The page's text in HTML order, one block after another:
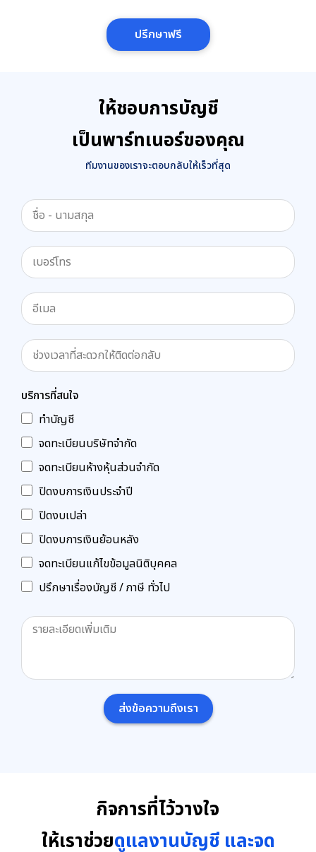
ปรึกษาฟรี
ให้ชอบการบัญชี
เป็นพาร์ทเนอร์ของคุณ
ทีมงานของเราจะตอบกลับให้เร็วที่สุด
บริการที่สนใจ
ทำบัญชี
จดทะเบียนบริษัทจำกัด
จดทะเบียนห้างหุ้นส่วนจำกัด
ปิดงบการเงินประจำปี
ปิดงบเปล่า
ปิดงบการเงินย้อนหลัง
จดทะเบียนแก้ไขข้อมูลนิติบุคคล
ปรึกษาเรื่องบัญชี / ภาษี ทั่วไป
ส่งข้อความถึงเรา
กิจการที่ไว้วางใจ
ให้เราช่วยดูแลงานบัญชี และจด